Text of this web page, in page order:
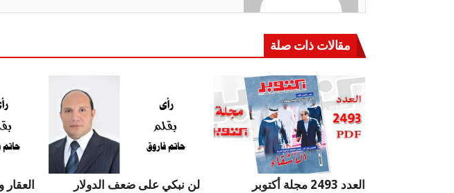
مقالات ذات صلة
لن نبكي على ضعف الدولار العدد 2493 مجلة أكتوبر